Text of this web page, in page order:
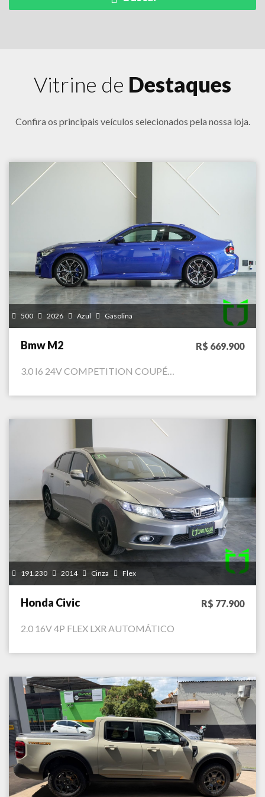
Vitrine de Destaques
Confira os principais veículos selecionados pela nossa loja.
500 2026 Azul Gasolina
Bmw M2 R$ 669.900
3.0 I6 24V COMPETITION COUPÉ…
191.230 2014 Cinza Flex
Honda Civic R$ 77.900
2.0 16V 4P FLEX LXR AUTOMÁTICO